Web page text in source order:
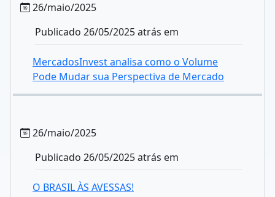
26/maio/2025
Publicado 26/05/2025 atrás em
MercadosInvest analisa como o Volume
Pode Mudar sua Perspectiva de Mercado
26/maio/2025
Publicado 26/05/2025 atrás em
O BRASIL ÀS AVESSAS!